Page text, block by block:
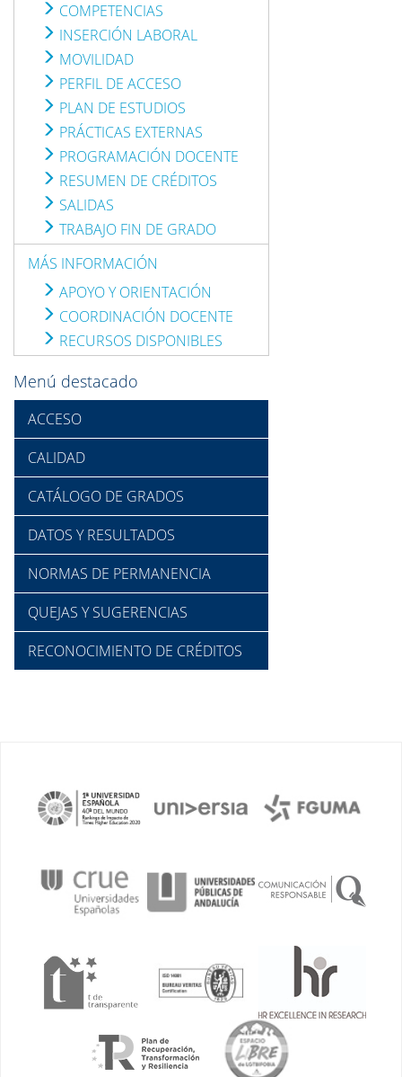
COMPETENCIAS
INSERCIÓN LABORAL
MOVILIDAD
PERFIL DE ACCESO
PLAN DE ESTUDIOS
PRÁCTICAS EXTERNAS
PROGRAMACIÓN DOCENTE
RESUMEN DE CRÉDITOS
SALIDAS
TRABAJO FIN DE GRADO
MÁS INFORMACIÓN
APOYO Y ORIENTACIÓN
COORDINACIÓN DOCENTE
RECURSOS DISPONIBLES
Menú destacado
ACCESO
CALIDAD
CATÁLOGO DE GRADOS
DATOS Y RESULTADOS
NORMAS DE PERMANENCIA
QUEJAS Y SUGERENCIAS
RECONOCIMIENTO DE CRÉDITOS